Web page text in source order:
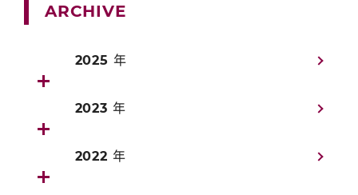
ARCHIVE
2025 年
2023 年
2022 年